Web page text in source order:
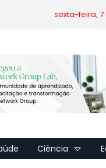
sexta-feira, 7
Ciência